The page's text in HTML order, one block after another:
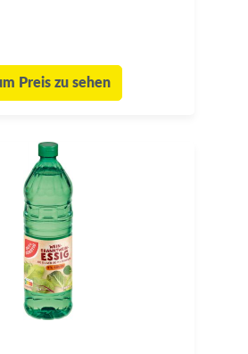
Preis zu sehen